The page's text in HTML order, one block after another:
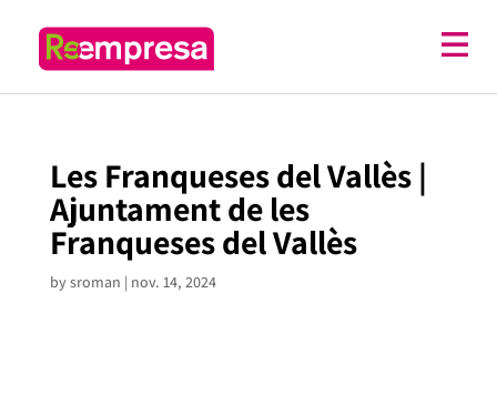
Les Franqueses del Vallès |
Ajuntament de les
Franqueses del Vallès
bysroman | nov. 14, 2024